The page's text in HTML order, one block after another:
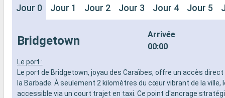
Jour 0 Jour 1 Jour 2 Jour 3 Jour 4 Jour 5
Bridgetown
Arrivée
00:00
Le port :
Le port de Bridgetown, joyau des Caraïbes, offre un accès direct
la Barbade. À seulement 2 kilomètres du cœur vibrant de la ville,
accessible via un court trajet en taxi. Ce point d'ancrage